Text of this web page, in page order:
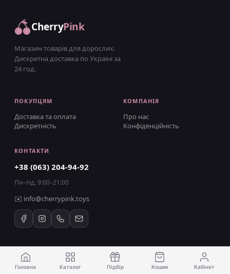
CherryPink
Магазин товарів для дорослих.
Дискретна доставка по Україні за
24 год.
ПОКУПЦЯМ
Доставка та оплата
Дискретність
КОМПАНІЯ
Про нас
Конфіденційність
КОНТАКТИ
+38 (063) 204-94-92
Пн–Нд, 9:00–21:00
✉️ info@cherrypink.toys
2026CherryPink.toys · 18+ · Усі права захищено
Головна Каталог Підбір Кошик Кабінет